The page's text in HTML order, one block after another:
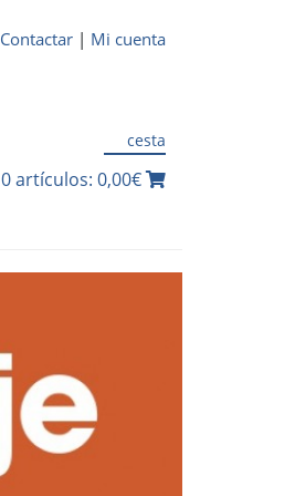
Contactar | Mi cuenta
cesta
0 artículos: 0,00€